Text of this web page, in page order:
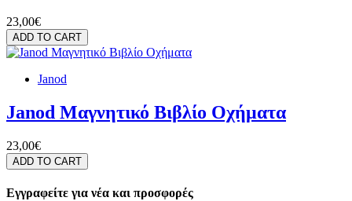
23,00€
ADD TO CART
Janod
Janod Μαγνητικό Βιβλίο Οχήματα
23,00€
ADD TO CART
Εγγραφείτε για νέα και προσφορές